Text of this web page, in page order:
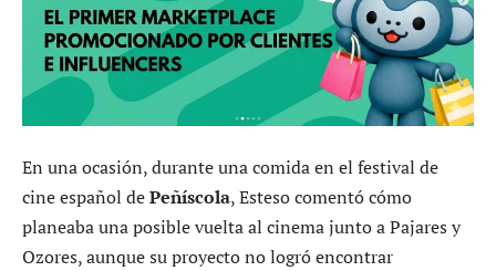
En una ocasión, durante una comida en el festival de
cine español dePeñíscola, Esteso comentó cómo
planeaba una posible vuelta al cinema junto a Pajares y
Ozores, aunque su proyecto no logró encontrar